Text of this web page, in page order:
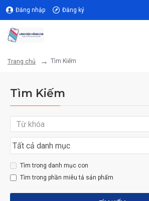
Đăng nhập Đăng ký
Trang chủ Tìm Kiếm
Tìm Kiếm
Tìm trong danh mục con
Tìm trong phần miêu tả sản phẩm